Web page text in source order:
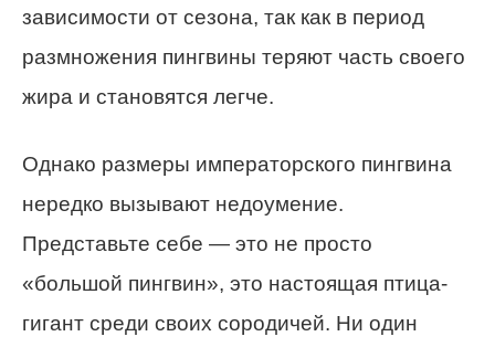
зависимости от сезона, так как в период
размножения пингвины теряют часть своего
жира и становятся легче.
Однако размеры императорского пингвина
нередко вызывают недоумение.
Представьте себе — это не просто
«большой пингвин», это настоящая птица-
гигант среди своих сородичей. Ни один